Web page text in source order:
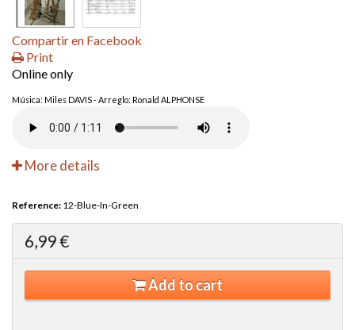
Compartir en Facebook
Print
Online only
Música: Miles DAVIS - Arreglo: Ronald ALPHONSE
More details
Reference: 12-Blue-In-Green
6,99 €
Add to cart